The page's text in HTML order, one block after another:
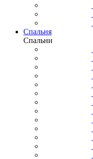
Спальня
Спальни